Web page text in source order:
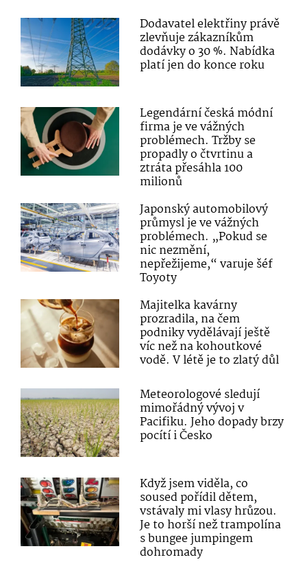
Dodavatel elektřiny právě
zlevňuje zákazníkům
dodávky o 30 %. Nabídka
platí jen do konce roku
Legendární česká módní
firma je ve vážných
problémech. Tržby se
propadly o čtvrtinu a
ztráta přesáhla 100
milionů
Japonský automobilový
průmysl je ve vážných
problémech. „Pokud se
nic nezmění,
nepřežijeme,“ varuje šéf
Toyoty
Majitelka kavárny
prozradila, na čem
podniky vydělávají ještě
víc než na kohoutkové
vodě. V létě je to zlatý důl
Meteorologové sledují
mimořádný vývoj v
Pacifiku. Jeho dopady brzy
pocítí i Česko
Když jsem viděla, co
soused pořídil dětem,
vstávaly mi vlasy hrůzou.
Je to horší než trampolína
s bungee jumpingem
dohromady